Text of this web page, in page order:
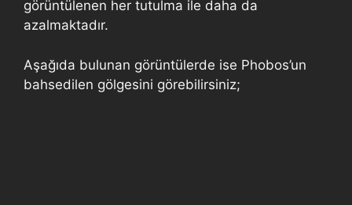
görüntülenen her tutulma ile daha da
azalmaktadır.
Aşağıda bulunan görüntülerde ise Phobos’un
bahsedilen gölgesini görebilirsiniz;